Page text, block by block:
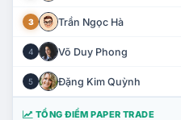
3 Trần Ngọc Hà
4 Võ Duy Phong
5 Đặng Kim Quỳnh
TỔNG ĐIỂM PAPER TRADE